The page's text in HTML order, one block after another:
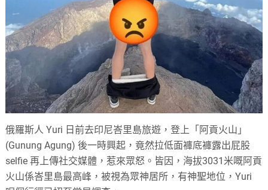
俄羅斯人 Yuri 日前去印尼峇里島旅遊，登上「阿貢火山」
(Gunung Agung) 後一時興起，竟然拉低面褲底褲露出屁股
selfie 再上傳社交媒體，惹來眾怒。皆因，海拔3031米嘅阿貢
火山係峇里島最高峰，被視為眾神居所，有神聖地位，Yuri